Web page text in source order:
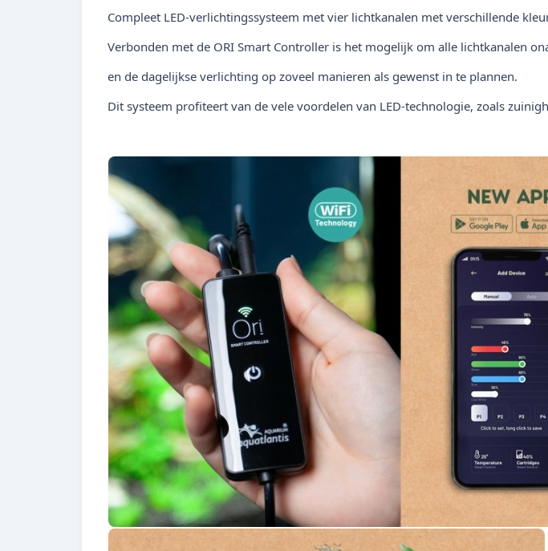
Compleet LED-verlichtingssysteem met vier lichtkanalen met verschillende
Verbonden met de ORI Smart Controller is het mogelijk om alle lichtkanalen
en de dagelijkse verlichting op zoveel manieren als gewenst in te plannen.
Dit systeem profiteert van de vele voordelen van LED-technologie, zoals